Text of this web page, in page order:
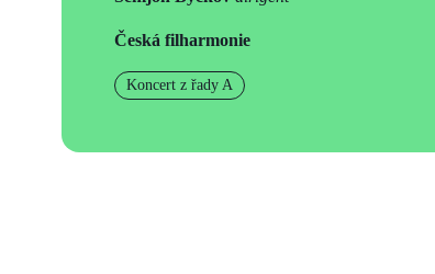
Česká filharmonie
Koncert z řady A